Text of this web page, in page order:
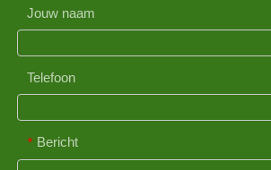
Jouw naam
Telefoon
* Bericht